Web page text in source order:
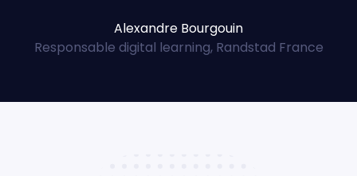
Alexandre Bourgouin
Responsable digital learning, Randstad France